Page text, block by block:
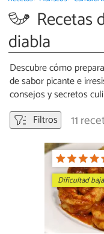
Recetas
diabla
Descubre cómo
de sabor picante e
consejos y secretos
Filtros
11
Dificultad baja